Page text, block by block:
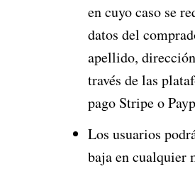
en cuyo caso se
datos del
apellido,
través de las
pago Stripe o
Los usuarios
baja en cualquier